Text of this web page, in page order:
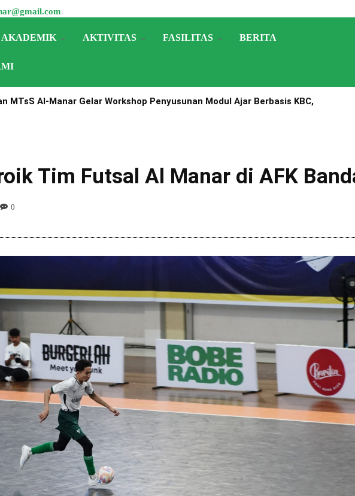
AKADEMIK AKTIVITAS FASILITAS BERITA
MTsS Al-Manar Gelar Workshop Penyusunan Modul Ajar Berbasis KBC,
Tim Futsal Al Manar di AFK
0